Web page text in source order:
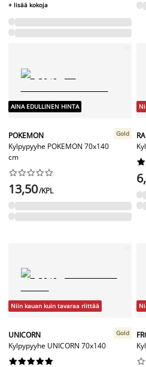
+ lisää kokoja
AINA EDULLINEN HINTA
POKEMON
Kylpypyyhe POKEMON 70x140
cm
Gold






13,50/KPL


Niin kauan kuin tavaraa riittää
UNICORN
Kylpypyyhe UNICORN 70x140
Gold





 
